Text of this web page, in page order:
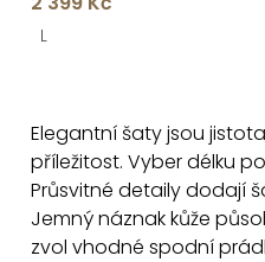
L
l
Elegantní šaty jsou
příležitost. Vyber délku
Průsvitné detaily dodají
Jemný náznak kůže
zvol vhodné spodní